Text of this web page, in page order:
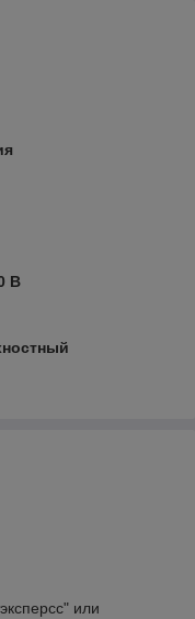
В
или